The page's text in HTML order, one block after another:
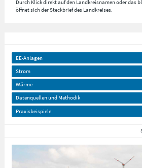
Durch Klick direkt auf den Landkreisnamen oder das
öffnet sich der Steckbrief des Landkreises.
EE-Anlagen
Strom
Wärme
Datenquellen und Methodik
Praxisbeispiele